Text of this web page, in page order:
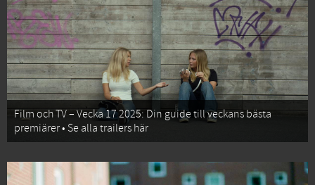
Film och TV – Vecka 17 2025: Din guide till veckans bästa
premiärer • Se alla trailers här